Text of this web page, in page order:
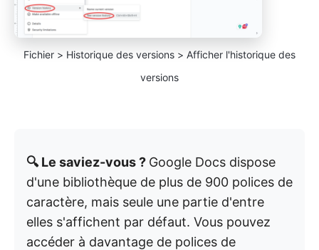
Fichier > Historique des versions > Afficher l'historique des
versions
🔍 Le saviez-vous ? Google Docs dispose
d'une bibliothèque de plus de 900 polices de
caractère, mais seule une partie d'entre
elles s'affichent par défaut. Vous pouvez
accéder à davantage de polices de